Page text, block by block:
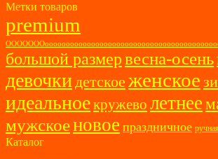
Метки товаров
premium
большой размервесна-осень
девочкидетское женское
идеальноекружево летнее
мужскоеновое праздничное
Каталог